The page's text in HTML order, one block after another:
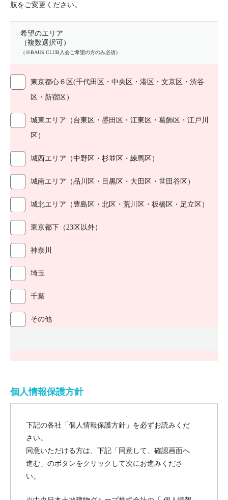
肢をご変更ください。
希望のエリア
（複数選択可）
（※BAUS CLUB入会ご希望の方のみ必須）
東京都心６区(千代田区・中央区・港区・文京区・渋谷
区・新宿区）
城東エリア（台東区・墨田区・江東区・葛飾区・江戸川
区）
城西エリア（中野区・杉並区・練馬区）
城南エリア（品川区・目黒区・大田区・世田谷区）
城北エリア（豊島区・北区・荒川区・板橋区・足立区）
東京都下（23区以外）
神奈川
埼玉
千葉
その他
個人情報保護方針
下記の各社「個人情報保護方針」を必ずお読みくだ
さい。
同意いただける方は、下記「同意して、確認画面へ
進む」のボタンをクリックして次にお進みくださ
い。